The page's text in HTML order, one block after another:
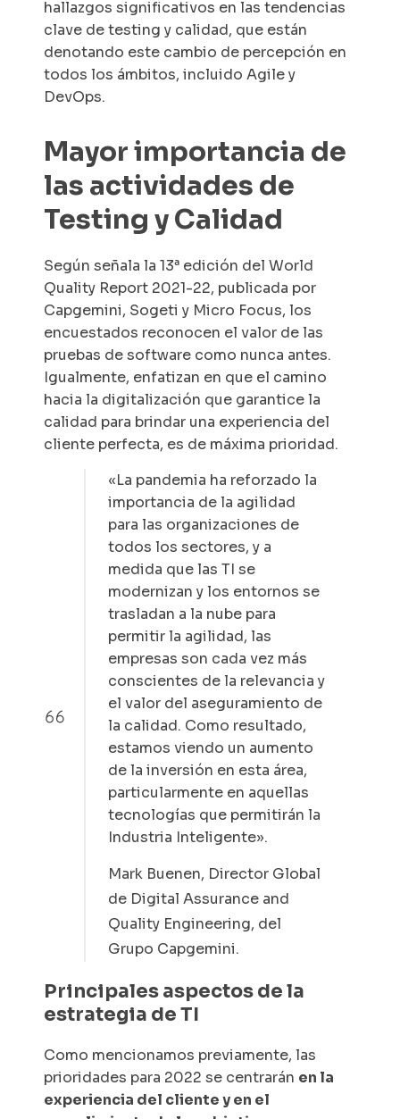
hallazgos significativos en las tendencias
clave de testing y calidad, que están
denotando este cambio de percepción en
todos los ámbitos, incluido Agile y
DevOps.
Mayor importancia de
las actividades de
Testing y Calidad
Según señala la 13ª edición del World
Quality Report 2021-22, publicada por
Capgemini, Sogeti y Micro Focus, los
encuestados reconocen el valor de las
pruebas de software como nunca antes.
Igualmente, enfatizan en que el camino
hacia la digitalización que garantice la
calidad para brindar una experiencia del
cliente perfecta, es de máxima prioridad.
«La pandemia ha reforzado la
importancia de la agilidad
para las organizaciones de
todos los sectores, y a
medida que las TI se
modernizan y los entornos se
trasladan a la nube para
permitir la agilidad, las
empresas son cada vez más
conscientes de la relevancia y
el valor del aseguramiento de
la calidad. Como resultado,
estamos viendo un aumento
de la inversión en esta área,
particularmente en aquellas
tecnologías que permitirán la
Industria Inteligente».
Mark Buenen, Director Global
de Digital Assurance and
Quality Engineering, del
Grupo Capgemini.
Principales aspectos de la
estrategia de TI
Como mencionamos previamente, las
prioridades para 2022 se centrarán en la
experiencia del cliente y en el